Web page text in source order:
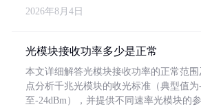
2026年8月4日
光模块接收功率多少是正常
本文详细解答光模块接收功率的正常范
点分析千兆光模块的收光标准（典型值为
至-24dBm），并提供不同速率光模块的